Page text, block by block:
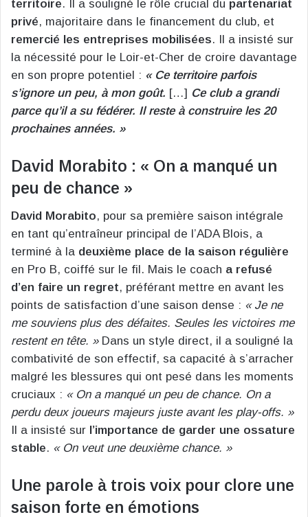
territoire. Il a souligné le rôle crucial du partenariat
privé, majoritaire dans le financement du club, et
remercié les entreprises mobilisées. Il a insisté sur
la nécessité pour le Loir-et-Cher de croire davantage
en son propre potentiel : « Ce territoire parfois
s’ignore un peu, à mon goût. […] Ce club a grandi
parce qu’il a su fédérer. Il reste à construire les 20
prochaines années. »
David Morabito : « On a manqué un
peu de chance »
David Morabito, pour sa première saison intégrale
en tant qu’entraîneur principal de l’ADA Blois, a
terminé à la deuxième place de la saison régulière
en Pro B, coiffé sur le fil. Mais le coach a refusé
d’en faire un regret, préférant mettre en avant les
points de satisfaction d’une saison dense : « Je ne
me souviens plus des défaites. Seules les victoires me
restent en tête. »Dans un style direct, il a souligné la
combativité de son effectif, sa capacité à s’arracher
malgré les blessures qui ont pesé dans les moments
cruciaux : « On a manqué un peu de chance. On a
perdu deux joueurs majeurs juste avant les play-offs. »
Il a insisté sur l’importance de garder une ossature
stable. « On veut une deuxième chance. »
Une parole à trois voix pour clore une
saison forte en émotions